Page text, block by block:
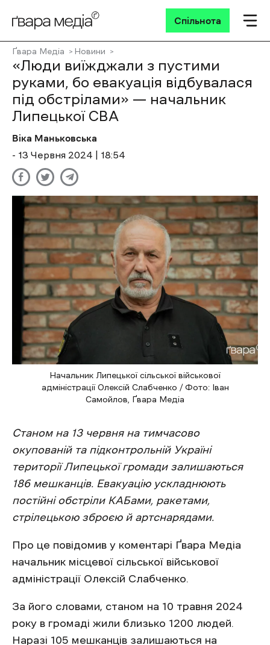
Спільнота
Ґвара Медіа Новини
«Люди виїжджали з пустими
руками, бо евакуація відбувалася
під обстрілами» — начальник
Липецької СВА
Віка Маньковська
- 13 Червня 2024 | 18:54
Начальник Липецької сільської військової
адміністрації Олексій Слабченко / Фото: Іван
Самойлов, Ґвара Медіа
Станом на 13 червня на тимчасово
окупованій та підконтрольній Україні
території Липецької громади залишаються
186 мешканців. Евакуацію ускладнюють
постійні обстріли КАБами, ракетами,
стрілецькою зброєю й артснарядами.
Про це повідомив у коментарі Ґвара Медіа
начальник місцевої сільської військової
адміністрації Олексій Слабченко.
За його словами, станом на 10 травня 2024
року в громаді жили близько 1200 людей.
Наразі 105 мешканців залишаються на